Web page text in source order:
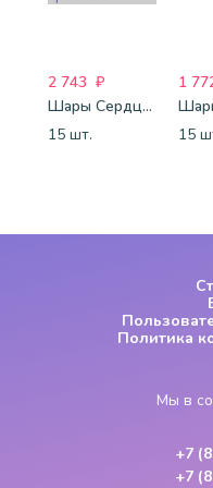
2 743 ₽
Шары Сердца бело-розово-красные
15 шт.
1
15
Политика
Мы в
+7
+7